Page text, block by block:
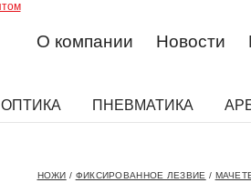
О компании Новости
ОПТИКА ПНЕВМАТИКА
НОЖИ / ФИКСИРОВАННОЕ ЛЕЗВИЕ /